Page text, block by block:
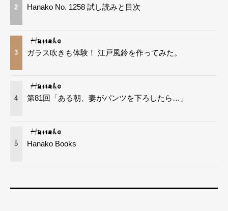
2 Hanako No. 1258 試し読みと目次
3 ガラス吹きも体験！ 江戸風鈴を作ってみた。
4 第81回「ある朝、妻がパンツを下ろしたら…」
5 Hanako Books